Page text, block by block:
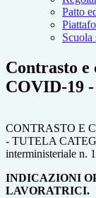
Patto
Contrasto e
COVID-19
CONTRASTO E
- TUTELA
interministeriale n.
INDICAZIONI
LAVORATRICI.